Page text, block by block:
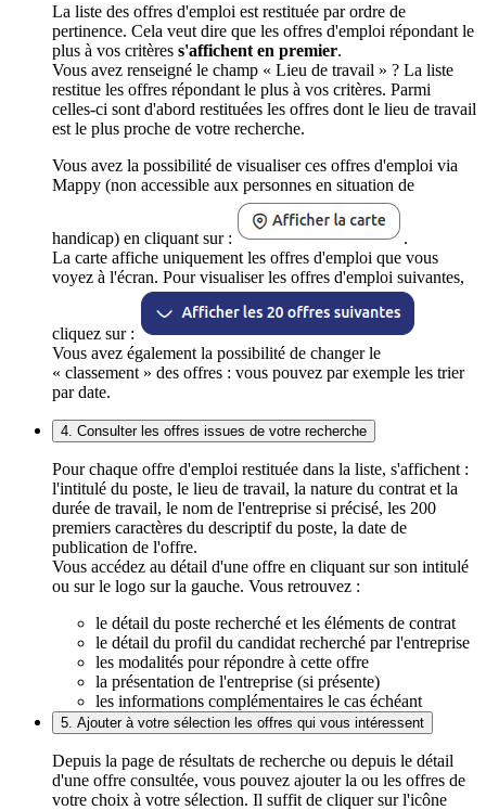
La liste des offres d'emploi est restituée par ordre de
pertinence. Cela veut dire que les offres d'emploi répondant le
plus à vos critères s'affichent en premier.
Vous avez renseigné le champ « Lieu de travail » ? La liste
restitue les offres répondant le plus à vos critères. Parmi
celles-ci sont d'abord restituées les offres dont le lieu de travail
est le plus proche de votre recherche.
Vous avez la possibilité de visualiser ces offres d'emploi via
Mappy (non accessible aux personnes en situation de
handicap) en cliquant sur :
.
La carte affiche uniquement les offres d'emploi que vous
voyez à l'écran. Pour visualiser les offres d'emploi suivantes,
cliquez sur :
Vous avez également la possibilité de changer le
« classement » des offres : vous pouvez par exemple les trier
par date.
4. Consulter les offres issues de votre recherche
Pour chaque offre d'emploi restituée dans la liste, s'affichent :
l'intitulé du poste, le lieu de travail, la nature du contrat et la
durée de travail, le nom de l'entreprise si précisé, les 200
premiers caractères du descriptif du poste, la date de
publication de l'offre.
Vous accédez au détail d'une offre en cliquant sur son intitulé
ou sur le logo sur la gauche. Vous retrouvez :
le détail du poste recherché et les éléments de contrat
le détail du profil du candidat recherché par l'entreprise
les modalités pour répondre à cette offre
la présentation de l'entreprise (si présente)
les informations complémentaires le cas échéant
5. Ajouter à votre sélection les offres qui vous intéressent
Depuis la page de résultats de recherche ou depuis le détail
d'une offre consultée, vous pouvez ajouter la ou les offres de
votre choix à votre sélection. Il suffit de cliquer sur l'icône